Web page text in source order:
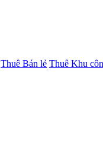
Thuê Bán lẻ Thuê Khu